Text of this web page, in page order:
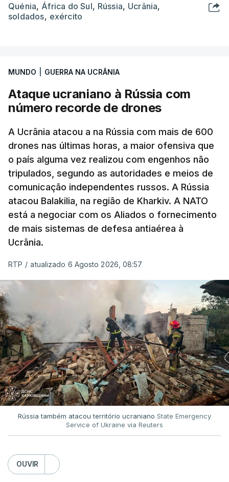
Quénia, África do Sul, Rússia, Ucrânia,
soldados, exército
MUNDO GUERRA NA UCRÂNIA
Ataque ucraniano à Rússia com
número recorde de drones
A Ucrânia atacou a na Rússia com mais de 600
drones nas últimas horas, a maior ofensiva que
o país alguma vez realizou com engenhos não
tripulados, segundo as autoridades e meios de
comunicação independentes russos. A Rússia
atacou Balakilia, na região de Kharkiv. A NATO
está a negociar com os Aliados o fornecimento
de mais sistemas de defesa antiaérea à
Ucrânia.
RTP / atualizado 6 Agosto 2026, 08:57
Rússia também atacou território ucraniano State Emergency
Service of Ukraine via Reuters
OUVIR